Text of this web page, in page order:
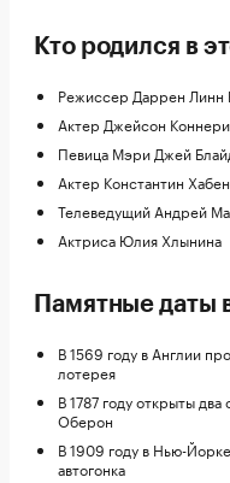
Кто родился в
Режиссер Даррен Линн
Актер Джейсон Коннери
Певица Мэри Джей
Актер Константин
Телеведущий Андрей
Актриса Юлия Хлынина
Памятные даты
В 1569 году в Англии
лотерея
В 1787 году открыты
Оберон
В 1909 году в Нью-
автогонка